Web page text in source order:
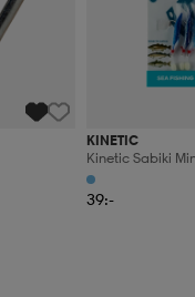
KINETIC
Kinetic Sabiki
#5/0 Blue/silver
39:-